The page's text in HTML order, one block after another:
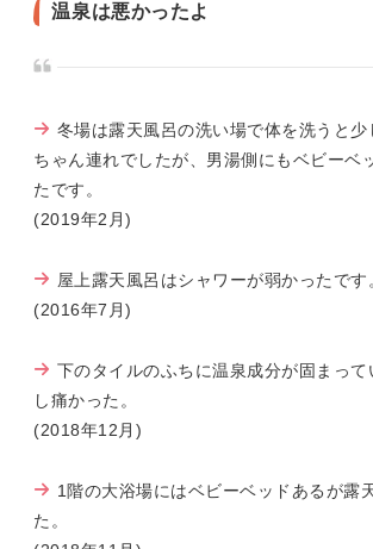
温泉は悪かったよ
冬場は露天風呂の洗い場で体を洗うと
ちゃん連れでしたが、男湯側にもベビーベ
たです。
(2019年2月)
屋上露天風呂はシャワーが弱かったです
(2016年7月)
下のタイルのふちに温泉成分が固まっ
し痛かった。
(2018年12月)
1階の大浴場にはベビーベッドあるが露
た。